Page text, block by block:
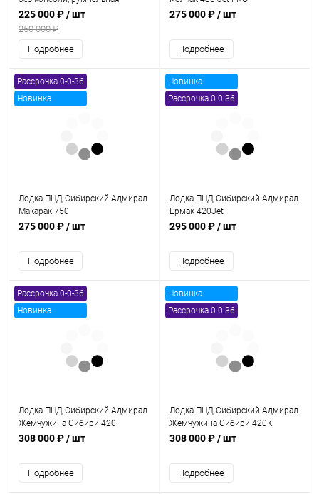
225 000 ₽/ шт
250 000 ₽
Подробнее
275 000 ₽/ шт
Подробнее
Рассрочка 0-0-36
Новинка
Лодка ПНД Сибирский Адмирал
Макарак 750
275 000 ₽/ шт
Подробнее
Новинка
Рассрочка 0-0-36
Лодка ПНД Сибирский Адмирал
Ермак 420Jet
295 000 ₽/ шт
Подробнее
Рассрочка 0-0-36
Новинка
Лодка ПНД Сибирский Адмирал
Жемчужина Сибири 420
308 000 ₽/ шт
Подробнее
Новинка
Рассрочка 0-0-36
Лодка ПНД Сибирский Адмирал
Жемчужина Сибири 420К
308 000 ₽/ шт
Подробнее